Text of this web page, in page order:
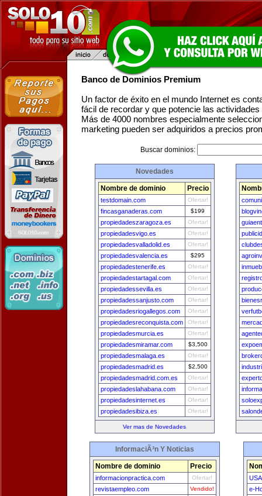
Banco de Dominios Premium
Un factor de éxito en el mundo Internet es
fácil de recordar y que potencie las
Más de 4000 nombres especialmente
marketing pueden ser adquiridos a precios
Buscar dominios:
Novedades
Nombre de dominio Precio
testdomain.com Ofertar!
fincasganaderas.com $199
propiedadeszaragoza.es Ofertar!
propiedadesvigo.es Ofertar!
propiedadesvalladolid.es Ofertar!
propiedadesvalencia.es $295
propiedadestenerife.es Ofertar!
propiedadestartagal.com Ofertar!
propiedadessevilla.es Ofertar!
propiedadessanjusto.com Ofertar!
propiedadesriogallegos.com Ofertar!
propiedadesreconquista.com Ofertar!
propiedadesmurcia.es Ofertar!
propiedadesmiramar.com $3,500
propiedadesmalaga.es Ofertar!
propiedadesmadrid.es $2,500
propiedadesmadrid.com.es Ofertar!
propiedadeslahabana.com Ofertar!
propiedadesinternet.es Ofertar!
propiedadesibiza.es Ofertar!
Ver mas de Novedades
InformaciÃ³n Y Noticias
Nombre de dominio Precio
informacionpractica.com Ofertar!
revistaempleo.com Vendido!
e-